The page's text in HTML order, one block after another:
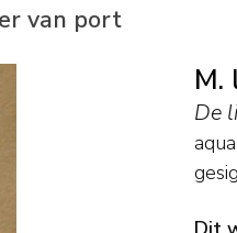
van port
M.
De